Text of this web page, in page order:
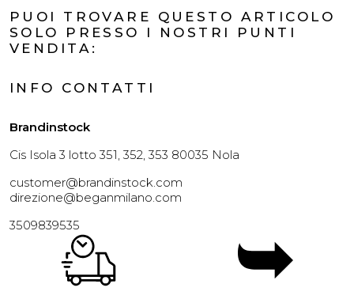
PUOI TROVARE QUESTO ARTICOLO
SOLO PRESSO I NOSTRI PUNTI
VENDITA:
INFO CONTATTI
Brandinstock
Cis Isola 3 lotto 351, 352, 353 80035 Nola
customer@brandinstock.com
direzione@beganmilano.com
3509839535